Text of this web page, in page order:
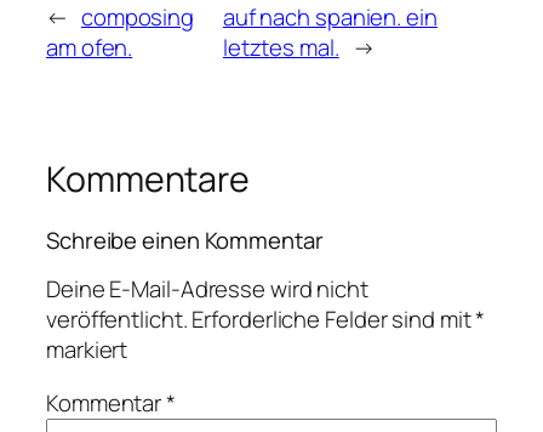
← composing
am ofen.
auf nach spanien. ein
letztes mal. →
Kommentare
Schreibe einen Kommentar
Deine E-Mail-Adresse wird nicht
veröffentlicht.Erforderliche Felder sind mit*
markiert
Kommentar*